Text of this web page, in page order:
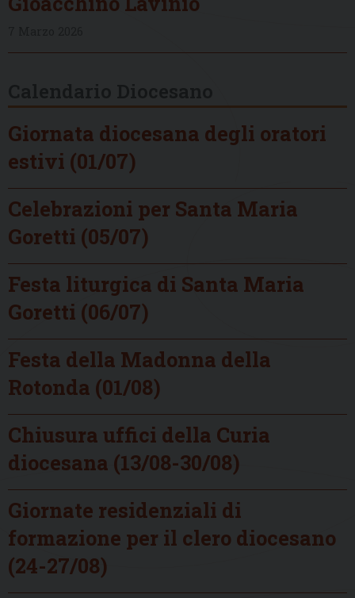
Giornata diocesana degli oratori
estivi (01/07)
Celebrazioni per Santa Maria
Goretti (05/07)
Festa liturgica di Santa Maria
Goretti (06/07)
Festa della Madonna della
Rotonda (01/08)
Chiusura uffici della Curia
diocesana (13/08-30/08)
Giornate residenziali di
formazione per il clero diocesano
(24-27/08)